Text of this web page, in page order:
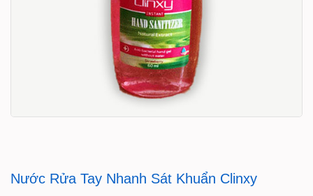
Nước Rửa Tay Nhanh Sát Khuẩn Clinxy